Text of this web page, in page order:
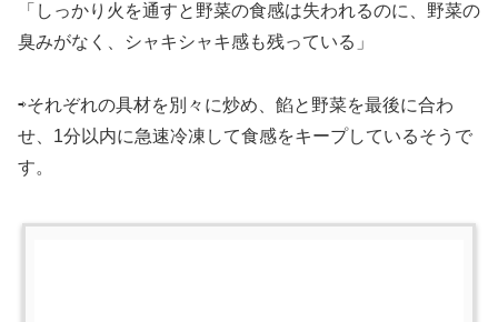
「しっかり火を通すと野菜の食感は失われるのに、野菜の
臭みがなく、シャキシャキ感も残っている」
⇨それぞれの具材を別々に炒め、餡と野菜を最後に合わ
せ、1分以内に急速冷凍して食感をキープしているそうで
す。